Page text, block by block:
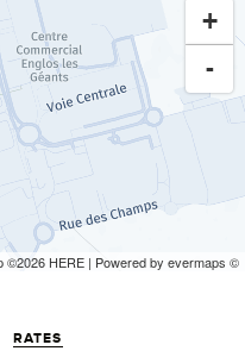
+
-
©2026 HERE | Powered by evermaps ©
RATES